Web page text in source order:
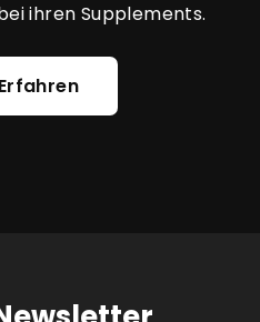
ihren Supplements.